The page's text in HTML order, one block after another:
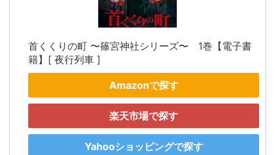
首くくりの町 〜篠宮神社シリーズ〜 1巻【電子書
籍】[ 夜行列車 ]
Amazonで探す
楽天市場で探す
Yahooショッピングで探す